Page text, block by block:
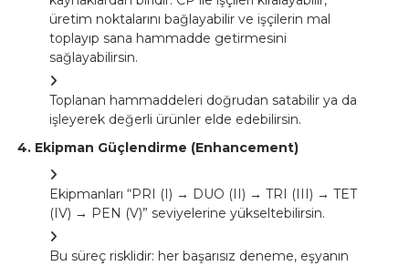
üretim noktalarını bağlayabilir ve işçilerin mal
toplayıp sana hammadde getirmesini
sağlayabilirsin.
Toplanan hammaddeleri doğrudan satabilir ya da
işleyerek değerli ürünler elde edebilirsin.
4. Ekipman Güçlendirme (Enhancement)
Ekipmanları “PRI (I) → DUO (II) → TRI (III) → TET
(IV) → PEN (V)” seviyelerine yükseltebilirsin.
Bu süreç risklidir: her başarısız deneme, eşyanın